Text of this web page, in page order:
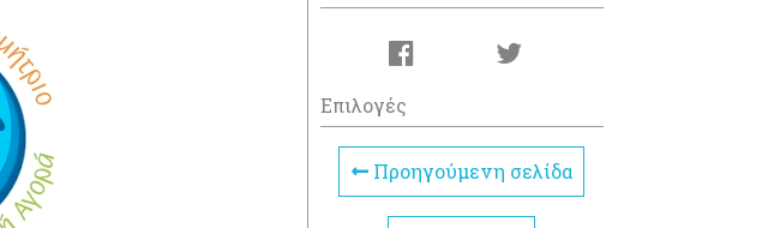
Επιλογές
Προηγούμενη σελίδα